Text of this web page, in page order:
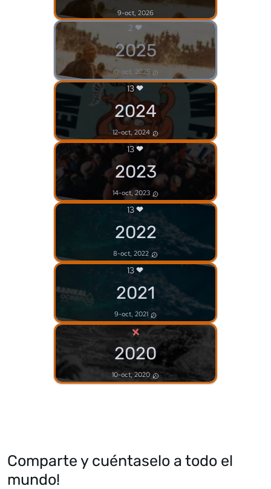
9-oct, 2026
2
2025
10-oct, 2025
13
2024
12-oct, 2024
13
2023
14-oct, 2023
13
2022
8-oct, 2022
13
2021
9-oct, 2021
×
2020
10-oct, 2020
Comparte y cuéntaselo a todo el
mundo!